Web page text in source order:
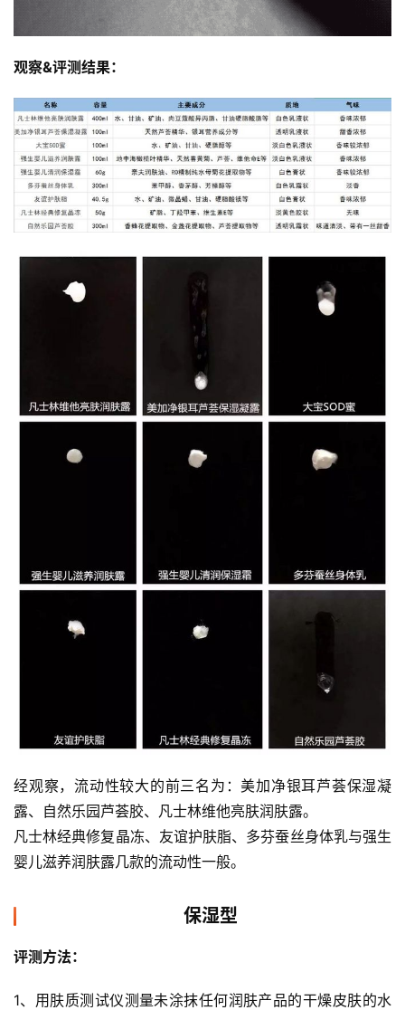
观察&评测结果：
经观察，流动性较大的前三名为：美加净银耳芦荟保湿凝
露、自然乐园芦荟胶、凡士林维他亮肤润肤露。
凡士林经典修复晶冻、友谊护肤脂、多芬蚕丝身体乳与强生
婴儿滋养润肤露几款的流动性一般。
保湿型
评测方法：
1、用肤质测试仪测量未涂抹任何润肤产品的干燥皮肤的水